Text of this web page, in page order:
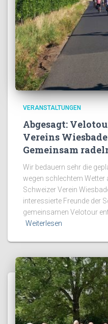
VERANSTALTUNGEN
Abgesagt:
Vereins
Gemeinsam
Wir bedauern sehr die
wegen schlechtem Wetter
Schweizer Verein
interessierte Freunde der
gemeinsamen Velotour
Weiterlesen